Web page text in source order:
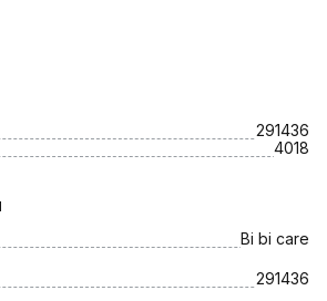
291436
4018
Bi bi care
291436